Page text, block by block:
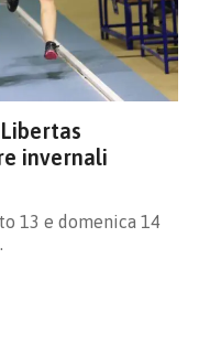
invernali
13 e domenica 14